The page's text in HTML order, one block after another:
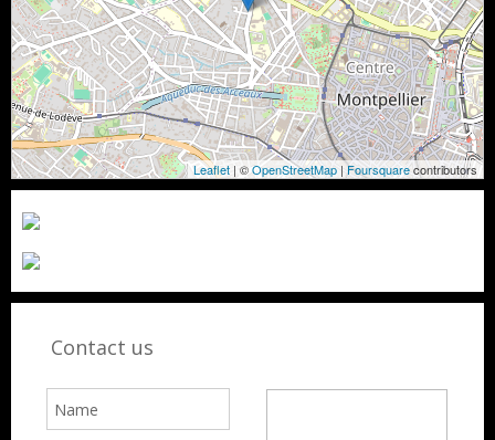
Leaflet | ©OpenStreetMap |Foursquarecontributors
Contact us